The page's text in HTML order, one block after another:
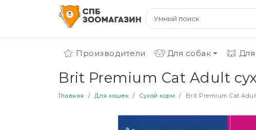
Производители Для собак
Brit Premium Cat Adult
Главная Для кошек Сухой корм Brit Premium Cat